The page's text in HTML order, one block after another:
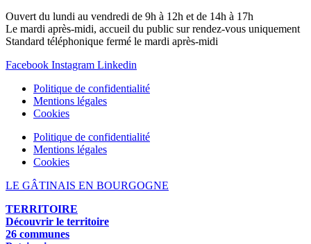
Ouvert du lundi au vendredi de 9h à 12h et de 14h à 17h
Le mardi après-midi, accueil du public sur rendez-vous uniquement
Standard téléphonique fermé le mardi après-midi
Facebook Instagram Linkedin
Politique de confidentialité
Mentions légales
Cookies
Politique de confidentialité
Mentions légales
Cookies
LE GÂTINAIS EN BOURGOGNE
TERRITOIRE
Découvrir le territoire
26 communes